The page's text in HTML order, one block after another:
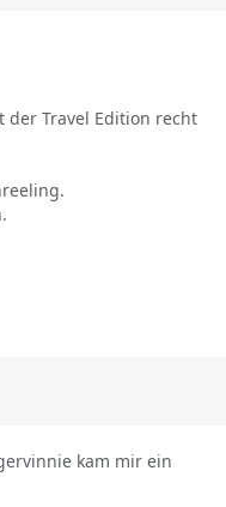
der Travel Edition recht
kam mir ein